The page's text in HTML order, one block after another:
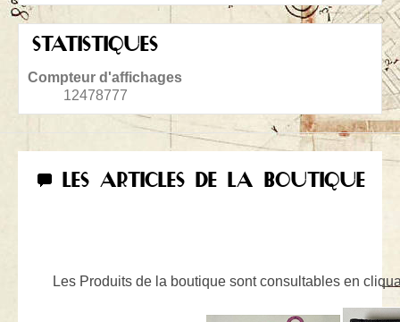
STATISTIQUES
Compteur d'affichages
12478777
LES ARTICLES DE LA BOUTIQUE
Les Produits de la boutique sont consultables en